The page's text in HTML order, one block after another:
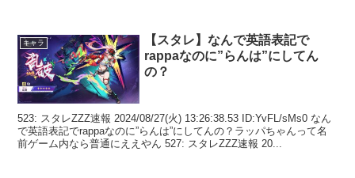
キャラ
【スタレ】なんで英語表記で
rappaなのに”らんは”にしてん
の？
523: スタレZZZ速報 2024/08/27(火) 13:26:38.53 ID:YvFL/sMs0 なん
で英語表記でrappaなのに”らんは”にしてんの？ラッパちゃんって名
前ゲーム内なら普通にええやん 527: スタレZZZ速報 20...